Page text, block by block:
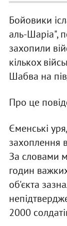
Бойовики
аль-Шаріа",
захопили
кількох
Шабва на
Про це
Єменські
захоплення
За словами
годин
об'єкта
2000